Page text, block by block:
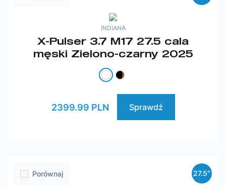
INDIANA
X-Pulser 3.7 M17 27.5 cala
męski Zielono-czarny 2025
2399.99 PLN Sprawdź
Porównaj 27.5″